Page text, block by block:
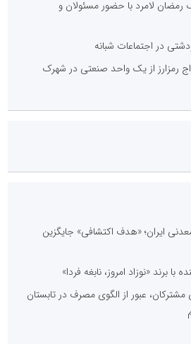
لامرد با حضور مسئولان و
در اجتماعات شبانه
رمزارز از یک واحد صنعتی در شهرک
ایران؛ «هدف اکتشافی» جایگزین
با برند «نوزاد امروز، نابغه فردا»
عبور از الگوی مصرف در تابستان